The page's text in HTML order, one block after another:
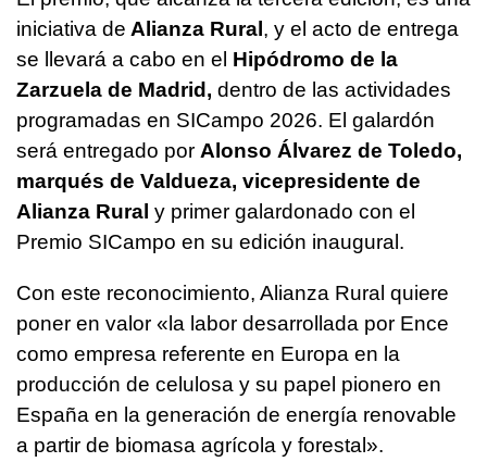
iniciativa de Alianza Rural, y el acto de entrega
se llevará a cabo en el Hipódromo de la
Zarzuela de Madrid, dentro de las actividades
programadas en SICampo 2026. El galardón
será entregado por Alonso Álvarez de Toledo,
marqués de Valdueza, vicepresidente de
Alianza Rural y primer galardonado con el
Premio SICampo en su edición inaugural.
Con este reconocimiento, Alianza Rural quiere
poner en valor «la labor desarrollada por Ence
como empresa referente en Europa en la
producción de celulosa y su papel pionero en
España en la generación de energía renovable
a partir de biomasa agrícola y forestal».